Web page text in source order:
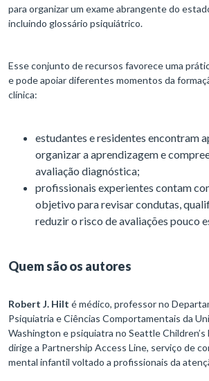
para organizar um exame abrangente do
incluindo glossário psiquiátrico.
Esse conjunto de recursos favorece uma
e pode apoiar diferentes momentos da
clínica:
estudantes e residentes encontram
organizar a aprendizagem e
avaliação diagnóstica;
profissionais experientes contam
objetivo para revisar condutas,
reduzir o risco de avaliações pouco
Quem são os autores
Robert J. Hilt é médico, professor no
Psiquiatria e Ciências Comportamentais da
Washington e psiquiatra no Seattle Children’s
dirige a Partnership Access Line, serviço de
mental infantil voltado a profissionais da